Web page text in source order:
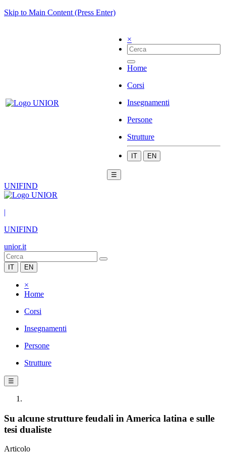
Skip to Main Content (Press Enter)
×
Home
Corsi
Insegnamenti
Persone
Strutture
IT EN
☰
UNIFIND
|
UNIFIND
unior.it
IT EN
×
Home
Corsi
Insegnamenti
Persone
Strutture
☰
Su alcune strutture feudali in America latina e sulle
tesi dualiste
Articolo